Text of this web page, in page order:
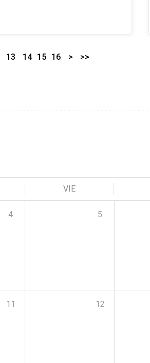
13 14 15 16 > >>
VIE
4 5
11 12